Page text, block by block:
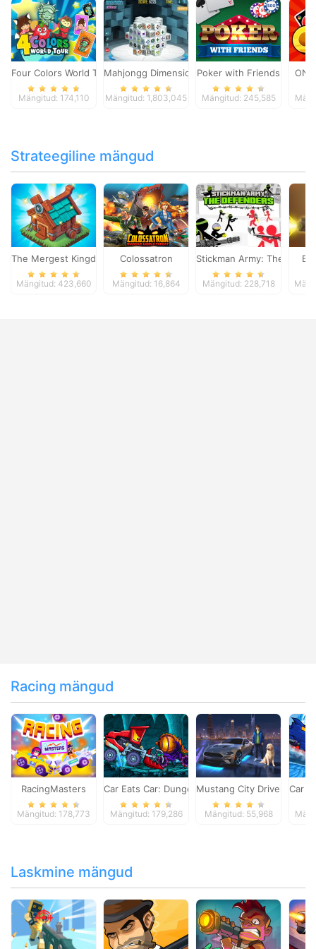
Four Colors World Tour
Mängitud: 174,110
Mahjongg Dimensions
Mängitud: 1,803,045
Poker with Friends
Mängitud: 245,585
Strateegiline mängud
The Mergest Kingdom
Mängitud: 423,660
Colossatron
Mängitud: 16,864
Stickman Army: The
Mängitud: 228,718
Racing mängud
RacingMasters
Mängitud: 178,773
Car Eats Car: Dungeon Adventure
Mängitud: 179,286
Mustang City Driver
Mängitud: 55,968
Car
Laskmine mängud